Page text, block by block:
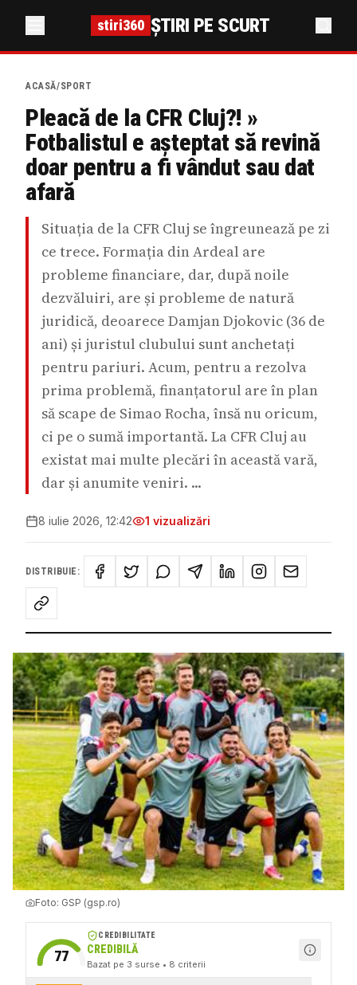
stiri360 ȘTIRI PE SCURT
ACASĂ/SPORT
Pleacă de la CFR Cluj?! »
Fotbalistul e așteptat să revină
doar pentru a fi vândut sau dat
afară
Situația de la CFR Cluj se îngreunează pe zi
ce trece. Formația din Ardeal are
probleme financiare, dar, după noile
dezvăluiri, are și probleme de natură
juridică, deoarece Damjan Djokovic (36 de
ani) și juristul clubului sunt anchetați
pentru pariuri. Acum, pentru a rezolva
prima problemă, finanțatorul are în plan
să scape de Simao Rocha, însă nu oricum,
ci pe o sumă importantă. La CFR Cluj au
existat mai multe plecări în această vară,
dar și anumite veniri. ...
8 iulie 2026, 12:42 1 vizualizări
DISTRIBUIE:
Foto: GSP (gsp.ro)
77
CREDIBILITATE
CREDIBILĂ
Bazat pe 3 surse • 8 criterii